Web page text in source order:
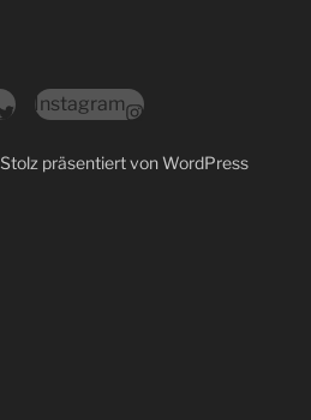
Instagram
Stolz präsentiert von WordPress